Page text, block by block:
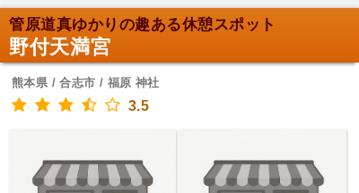
管原道真ゆかりの趣ある休憩スポット
野付天満宮
熊本県 / 合志市 / 福原 神社
3.5